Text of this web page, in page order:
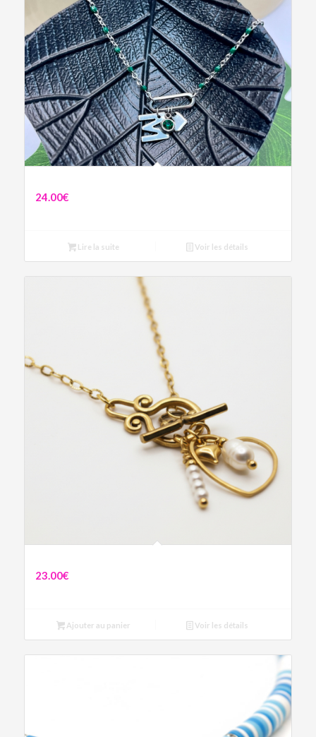
24.00€
Lire la suite Voir les détails
23.00€
Ajouter au panier Voir les détails